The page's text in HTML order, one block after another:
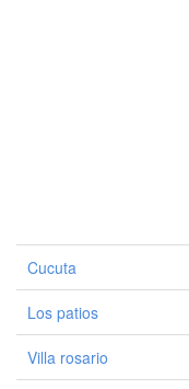
Cucuta
Los patios
Villa rosario